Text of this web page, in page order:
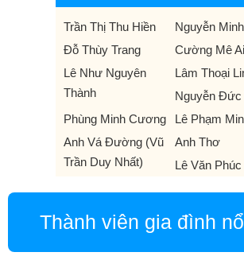
Trần Thị Thu Hiền
Nguyễn
Đỗ Thùy Trang
Cường Mê Ai
Lê Như Nguyên
Thành
Lâm Thoại
Nguyễn
Phùng Minh Cương
Lê Phạm
Anh Vá Đường (Vũ
Trần Duy Nhất)
Anh Thơ
Lê Văn Phúc
Thành viên gia đình